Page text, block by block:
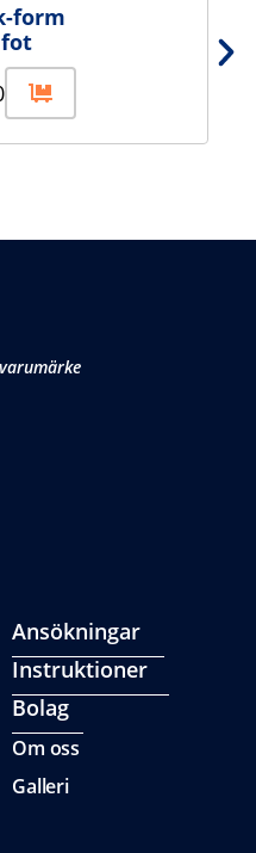
form
fot
Ansökningar
Instruktioner
Bolag
Om oss
Galleri